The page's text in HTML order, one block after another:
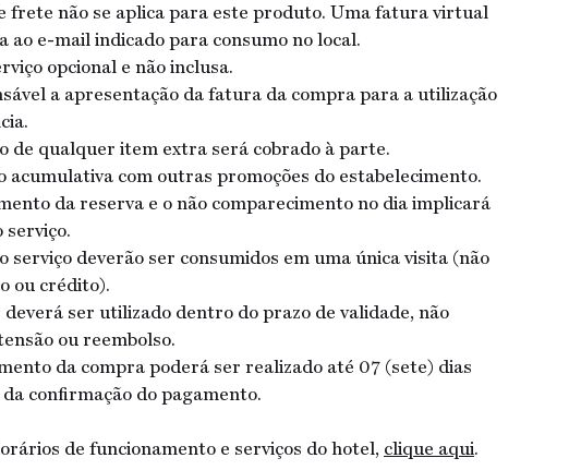
frete não se aplica para este produto. Uma fatura virtual
ao e-mail indicado para consumo no local.
opcional e não inclusa.
a apresentação da fatura da compra para a utilização
de qualquer item extra será cobrado à parte.
acumulativa com outras promoções do estabelecimento.
da reserva e o não comparecimento no dia implicará
serviço.
serviço deverão ser consumidos em uma única visita (não
ou crédito).
deverá ser utilizado dentro do prazo de validade, não
ou reembolso.
da compra poderá ser realizado até 07 (sete) dias
confirmação do pagamento.
de funcionamento e serviços do hotel, clique aqui.